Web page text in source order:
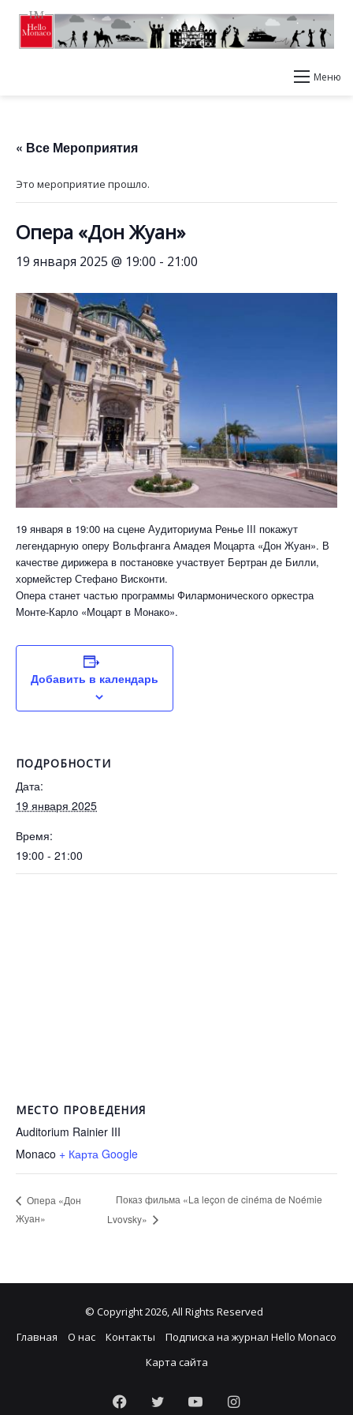
Меню
« Все Мероприятия
Это мероприятие прошло.
Опера «Дон Жуан»
19 января 2025 @ 19:00 - 21:00
19 января в 19:00 на сцене Аудиториума Ренье III покажут
легендарную оперу Вольфганга Амадея Моцарта «Дон Жуан». В
качестве дирижера в постановке участвует Бертран де Билли,
хормейстер Стефано Висконти.
Опера станет частью программы Филармонического оркестра
Монте-Карло «Моцарт в Монако».
Добавить в календарь
ПОДРОБНОСТИ
Дата:
19 января 2025
Время:
19:00 - 21:00
МЕСТО ПРОВЕДЕНИЯ
Auditorium Rainier III
Monaco + Карта Google
Опера «Дон
Жуан»
Показ фильма «La leçon de cinéma de Noémie
Lvovsky»
© Copyright 2026, All Rights Reserved
Главная
О нас Контакты
Подписка на журнал Hello Monaco
Карта сайта
Facebook
TwitterYouTubeInstagram